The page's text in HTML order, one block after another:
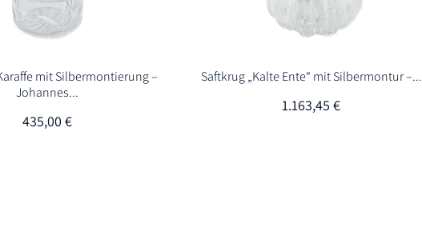
mit Silbermontierung –
Johannes...
435,00€
Saftkrug „Kalte Ente“ mit Silbermontur –...
1.163,45€